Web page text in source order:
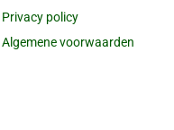
Privacy policy
Algemene voorwaarden